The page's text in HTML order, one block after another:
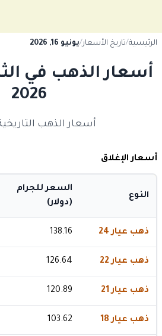
الرئيسية/تاريخ الأسعار/يونيو 16, 2026
2026
أسعار الذهب
أسعار الإغلاق
النوع
السعر للجرام
(دولار)
ذهب عيار 24 138.16
ذهب عيار 22 126.64
ذهب عيار 21 120.89
ذهب عيار 18 103.62